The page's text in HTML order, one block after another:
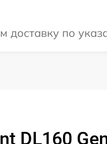
по
DL160